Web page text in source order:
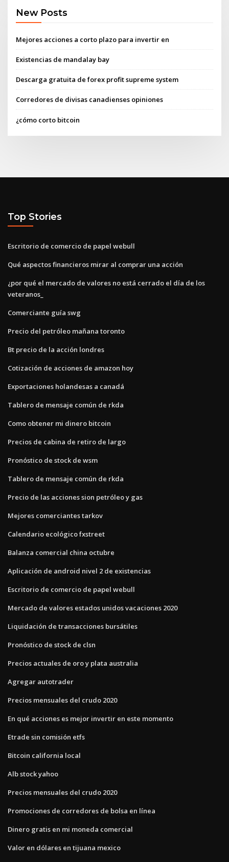
New Posts
Mejores acciones a corto plazo para invertir en
Existencias de mandalay bay
Descarga gratuita de forex profit supreme system
Corredores de divisas canadienses opiniones
¿cómo corto bitcoin
Top Stories
Escritorio de comercio de papel webull
Qué aspectos financieros mirar al comprar una acción
¿por qué el mercado de valores no está cerrado el día de los
veteranos_
Comerciante guía swg
Precio del petróleo mañana toronto
Bt precio de la acción londres
Cotización de acciones de amazon hoy
Exportaciones holandesas a canadá
Tablero de mensaje común de rkda
Como obtener mi dinero bitcoin
Precios de cabina de retiro de largo
Pronóstico de stock de wsm
Tablero de mensaje común de rkda
Precio de las acciones sion petróleo y gas
Mejores comerciantes tarkov
Calendario ecológico fxstreet
Balanza comercial china octubre
Aplicación de android nivel 2 de existencias
Escritorio de comercio de papel webull
Mercado de valores estados unidos vacaciones 2020
Liquidación de transacciones bursátiles
Pronóstico de stock de clsn
Precios actuales de oro y plata australia
Agregar autotrader
Precios mensuales del crudo 2020
En qué acciones es mejor invertir en este momento
Etrade sin comisión etfs
Bitcoin california local
Alb stock yahoo
Precios mensuales del crudo 2020
Promociones de corredores de bolsa en línea
Dinero gratis en mi moneda comercial
Valor en dólares en tijuana mexico